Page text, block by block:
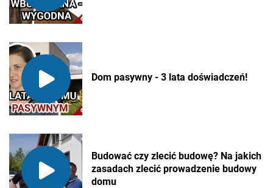
Dom pasywny - 3 lata doświadczeń!
Budować czy zlecić budowę? Na jakich
zasadach zlecić prowadzenie budowy
domu